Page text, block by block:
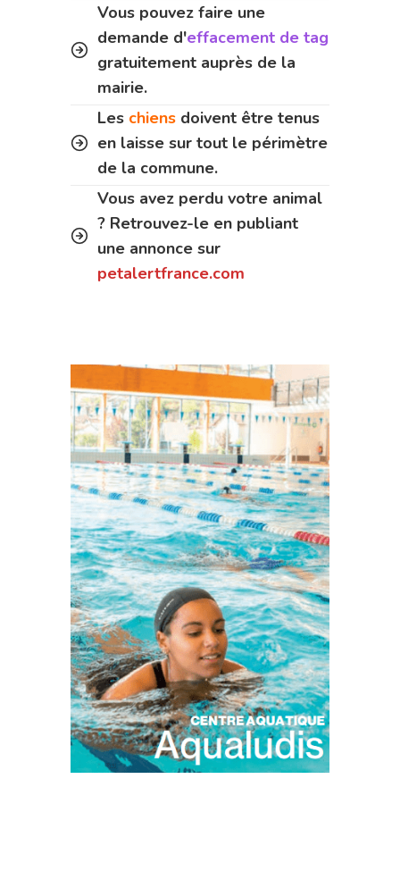
Vous pouvez faire une
demande d'effacement de tag
gratuitement auprès de la
mairie.
Les chiens doivent être tenus
en laisse sur tout le périmètre
de la commune.
Vous avez perdu votre animal
? Retrouvez-le en publiant
une annonce sur
petalertfrance.com